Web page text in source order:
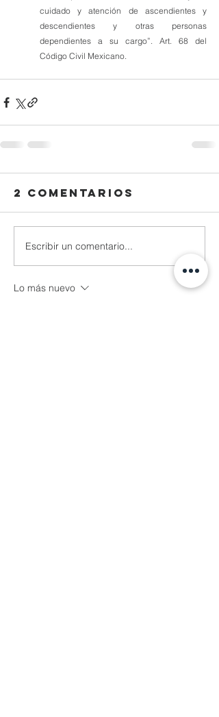
cuidado y atención de ascendientes y
descendientes y otras personas
dependientes a su cargo”. Art. 68 del
Código Civil Mexicano.
2 comentarios
Escribir un comentario...
Lo más nuevo